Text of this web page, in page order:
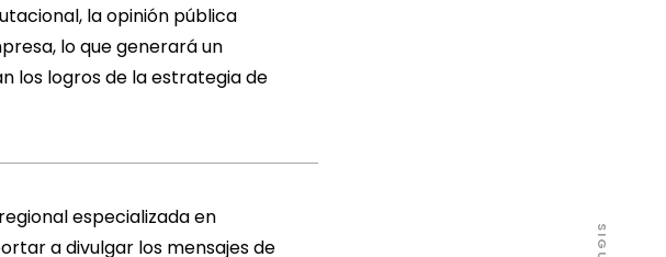
la opinión pública
lo que generará un
los logros de la estrategia de
especializada en
a divulgar los mensajes de